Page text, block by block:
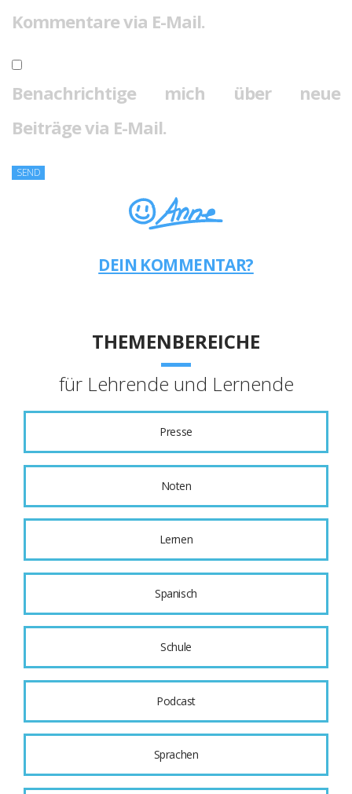
Kommentare via E-Mail.
Benachrichtige mich über neue
Beiträge via E-Mail.
DEIN KOMMENTAR?
THEMENBEREICHE
für Lehrende und Lernende
Presse
Noten
Lernen
Spanisch
Schule
Podcast
Sprachen